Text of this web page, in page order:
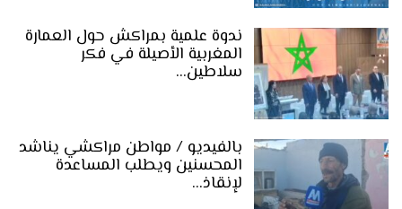
ندوة علمية بمراكش حول العمارة
المغربية الأصيلة في فكر
سلاطين…
بالفيديو / مواطن مراكشي يناشد
المحسنين ويطلب المساعدة
لإنقاذ…